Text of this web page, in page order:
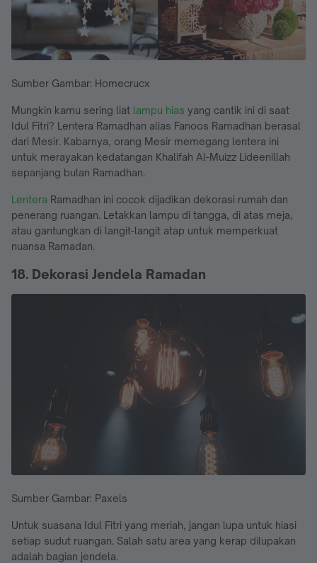
Sumber Gambar: Homecrucx
Mungkin kamu sering liat lampu hias yang cantik ini di saat
Idul Fitri? Lentera Ramadhan alias Fanoos Ramadhan berasal
dari Mesir. Kabarnya, orang Mesir memegang lentera ini
untuk merayakan kedatangan Khalifah Al-Muizz Lideenillah
sepanjang bulan Ramadhan.
Lentera Ramadhan ini cocok dijadikan dekorasi rumah dan
penerang ruangan. Letakkan lampu di tangga, di atas meja,
atau gantungkan di langit-langit atap untuk memperkuat
nuansa Ramadan.
18. Dekorasi Jendela Ramadan
Sumber Gambar: Paxels
Untuk suasana Idul Fitri yang meriah, jangan lupa untuk hiasi
setiap sudut ruangan. Salah satu area yang kerap dilupakan
adalah bagian jendela.